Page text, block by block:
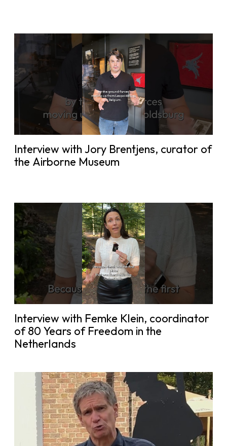
Interview with Jory Brentjens, curator of
the Airborne Museum
Interview with Femke Klein, coordinator
of 80 Years of Freedom in the
Netherlands